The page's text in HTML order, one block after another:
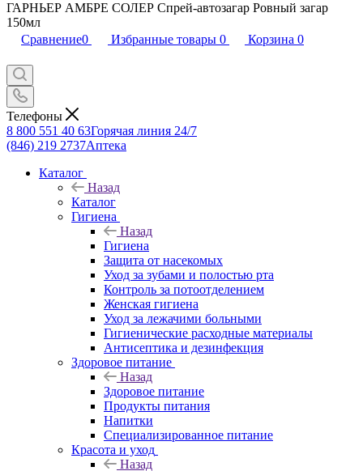
ГАРНЬЕР АМБРЕ СОЛЕР Спрей-автозагар Ровный загар
150мл
Сравнение0 Избранные товары 0 Корзина 0
Телефоны
8 800 551 40 63Горячая линия 24/7
(846) 219 2737Аптека
Каталог
Назад
Каталог
Гигиена
Назад
Гигиена
Защита от насекомых
Уход за зубами и полостью рта
Контроль за потоотделением
Женская гигиена
Уход за лежачими больными
Гигиенические расходные материалы
Антисептика и дезинфекция
Здоровое питание
Назад
Здоровое питание
Продукты питания
Напитки
Специализированное питание
Красота и уход
Назад